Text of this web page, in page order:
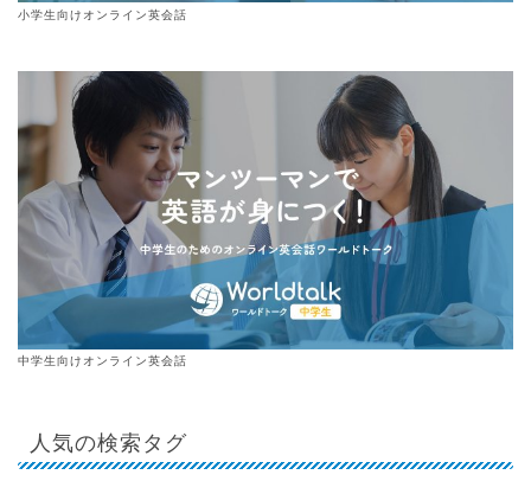
小学生向けオンライン英会話
中学生向けオンライン英会話
人気の検索タグ